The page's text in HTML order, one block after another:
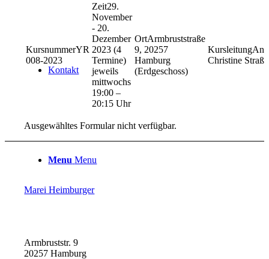
Kontakt
Menu Menu
YR
008-2023
29.
November
- 20.
Dezember
2023 (4
Termine)
jeweils
mittwochs
19:00 –
20:15 Uhr
Armbruststraße
9, 20257
Hamburg
(Erdgeschoss)
Christine
Ausgewähltes Formular nicht verfügbar.
Marei Heimburger
Armbruststr. 9
20257 Hamburg